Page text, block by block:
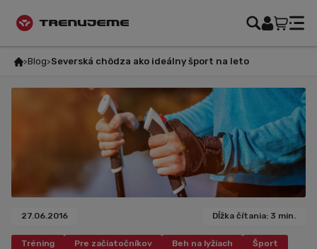
Blog Severská chôdza ako ideálny šport na leto
27.06.2016 Dĺžka čítania: 3 min.
Tréning Pre začiatočníkov Beh na lyžiach
Šport